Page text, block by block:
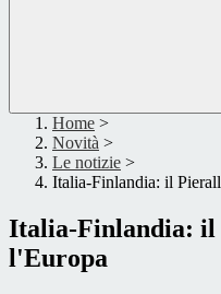
Home >
Novità >
Le notizie >
Italia-Finlandia: il
Italia-Finlandia:
l'Europa